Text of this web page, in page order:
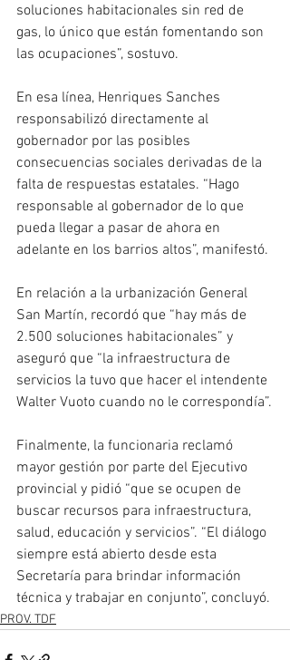
soluciones habitacionales sin red de
gas, lo único que están fomentando son
las ocupaciones”, sostuvo.
En esa línea, Henriques Sanches
responsabilizó directamente al
gobernador por las posibles
consecuencias sociales derivadas de la
falta de respuestas estatales. “Hago
responsable al gobernador de lo que
pueda llegar a pasar de ahora en
adelante en los barrios altos”, manifestó.
En relación a la urbanización General
San Martín, recordó que “hay más de
2.500 soluciones habitacionales” y
aseguró que “la infraestructura de
servicios la tuvo que hacer el intendente
Walter Vuoto cuando no le correspondía”.
Finalmente, la funcionaria reclamó
mayor gestión por parte del Ejecutivo
provincial y pidió “que se ocupen de
buscar recursos para infraestructura,
salud, educación y servicios”. “El diálogo
siempre está abierto desde esta
Secretaría para brindar información
técnica y trabajar en conjunto”, concluyó.
PROV. TDF